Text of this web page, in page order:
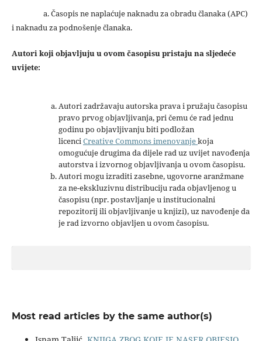
a. Časopis ne naplaćuje naknadu za obradu članaka (APC)
i naknadu za podnošenje članaka.
Autori koji objavljuju u ovom časopisu pristaju na sljedeće
uvijete:
Autori zadržavaju autorska prava i pružaju časopisu
pravo prvog objavljivanja, pri čemu će rad jednu
godinu po objavljivanju biti podložan
licenciCreative Commons imenovanjekoja
omogućuje drugima da dijele rad uz uvijet navođenja
autorstva i izvornog objavljivanja u ovom časopisu.
Autori mogu izraditi zasebne, ugovorne aranžmane
za ne-ekskluzivnu distribuciju rada objavljenog u
časopisu (npr. postavljanje u institucionalni
repozitorij ili objavljivanje u knjizi), uz navođenje da
je rad izvorno objavljen u ovom časopisu.
Most read articles by the same author(s)